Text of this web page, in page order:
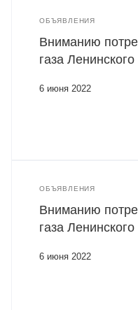
ОБЪЯВЛЕНИЯ
Вниманию
газа
6 июня 2022
ОБЪЯВЛЕНИЯ
Вниманию
газа
6 июня 2022